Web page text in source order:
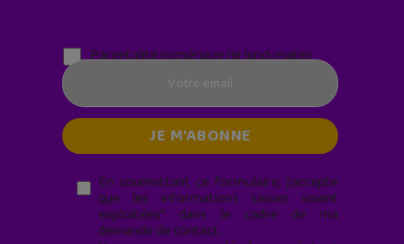
Parentalité numérique (le lundi matin)
En soumettant ce formulaire, j’accepte
que les informations saisies soient
exploitées* dans le cadre de ma
demande de contact.